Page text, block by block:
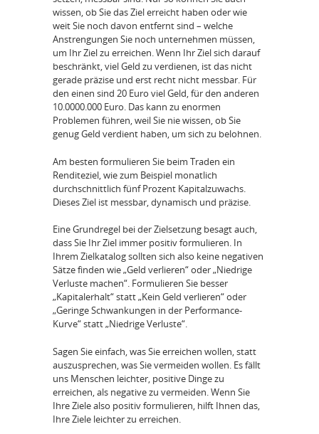
wissen, ob Sie das Ziel erreicht haben oder wie
weit Sie noch davon entfernt sind – welche
Anstrengungen Sie noch unternehmen müssen,
um Ihr Ziel zu erreichen. Wenn Ihr Ziel sich darauf
beschränkt, viel Geld zu verdienen, ist das nicht
gerade präzise und erst recht nicht messbar. Für
den einen sind 20 Euro viel Geld, für den anderen
10.0000.000 Euro. Das kann zu enormen
Problemen führen, weil Sie nie wissen, ob Sie
genug Geld verdient haben, um sich zu belohnen.
Am besten formulieren Sie beim Traden ein
Renditeziel, wie zum Beispiel monatlich
durchschnittlich fünf Prozent Kapitalzuwachs.
Dieses Ziel ist messbar, dynamisch und präzise.
Eine Grundregel bei der Zielsetzung besagt auch,
dass Sie Ihr Ziel immer positiv formulieren. In
Ihrem Zielkatalog sollten sich also keine negativen
Sätze finden wie „Geld verlieren“ oder „Niedrige
Verluste machen“. Formulieren Sie besser
„Kapitalerhalt“ statt „Kein Geld verlieren“ oder
„Geringe Schwankungen in der Performance-
Kurve“ statt „Niedrige Verluste“.
Sagen Sie einfach, was Sie erreichen wollen, statt
auszusprechen, was Sie vermeiden wollen. Es fällt
uns Menschen leichter, positive Dinge zu
erreichen, als negative zu vermeiden. Wenn Sie
Ihre Ziele also positiv formulieren, hilft Ihnen das,
Ihre Ziele leichter zu erreichen.